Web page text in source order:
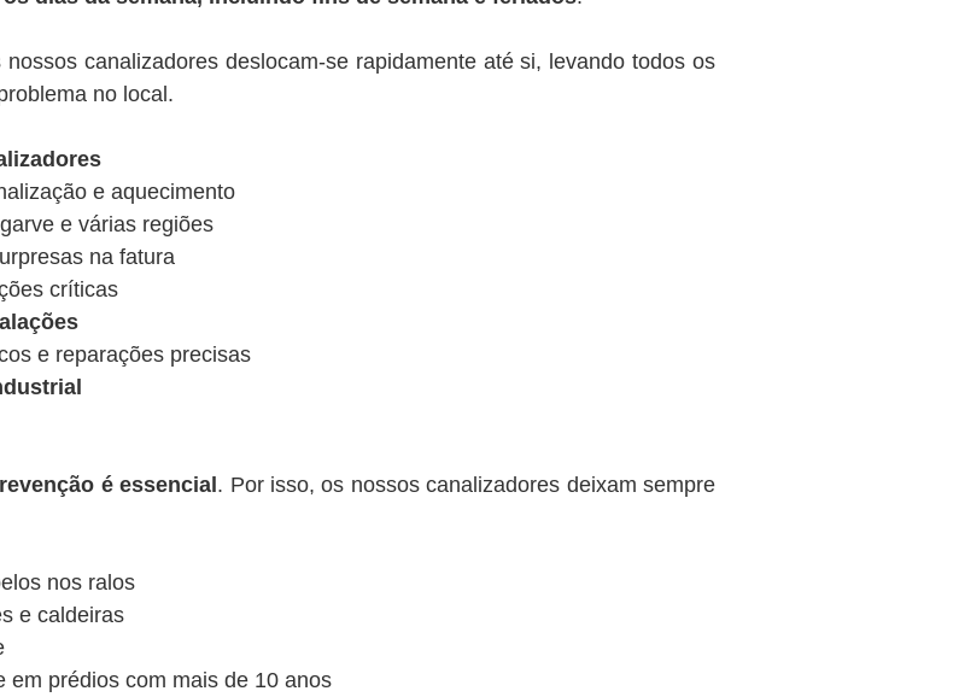
canalizadores deslocam-se rapidamente até si, levando todos os
no local.
e aquecimento
e várias regiões
na fatura
críticas
e reparações precisas
é essencial . Por isso, os nossos canalizadores deixam sempre
nos ralos
e caldeiras
em prédios com mais de 10 anos